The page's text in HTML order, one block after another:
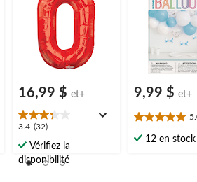
anniversaire/remise
de diplômes/jour de
16,99 $ et+
3.4 (32)
3.4
étoile(s)
sur
5.
Vérifiez la
disponibilité
pour fête
9,99 $ et+
5.0
étoile(s)
12 en stock